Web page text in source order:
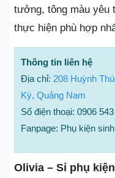
tưởng, tông màu yêu
thực hiện phù hợp
Thông tin liên hệ
Địa chỉ: 208 Huỳnh
Kỳ, Quảng Nam
Số điện thoại: 0906
Fanpage: Phụ kiện
Olivia – Sỉ phụ